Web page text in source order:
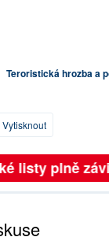
Teroristická hrozba a
Vytisknout
listy plně